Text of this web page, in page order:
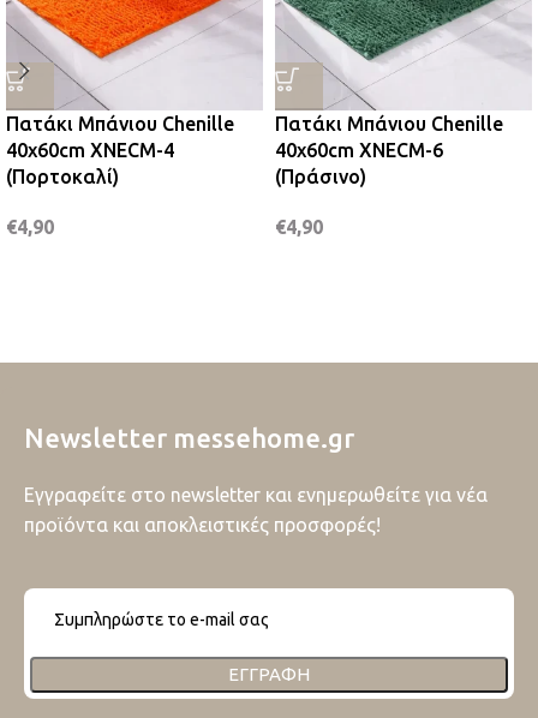
Πατάκι Μπάνιου Chenille
40x60cm XNECM-4
(Πορτοκαλί)
€4,90
Πατάκι Μπάνιου Chenille
40x60cm XNECM-6
(Πράσινο)
€4,90
Newsletter messehome.gr
Εγγραφείτε στο newsletter και ενημερωθείτε για νέα
προϊόντα και αποκλειστικές προσφορές!
ΕΓΓΡΑΦΉ